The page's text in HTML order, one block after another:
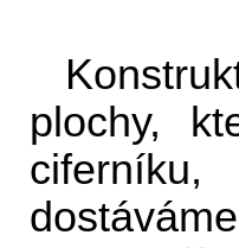
plochy,
ciferníku,